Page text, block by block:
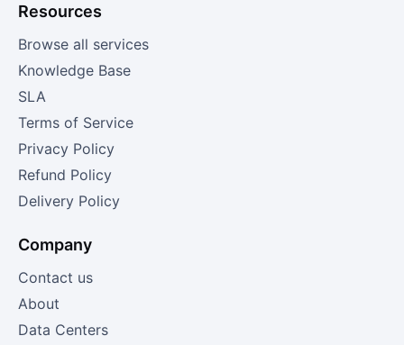
Resources
Browse all services
Knowledge Base
SLA
Terms of Service
Privacy Policy
Refund Policy
Delivery Policy
Company
Contact us
About
Data Centers